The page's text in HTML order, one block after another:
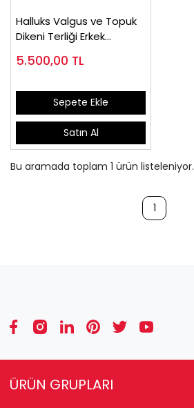
Halluks Valgus ve Topuk
Dikeni Terliği Erkek
5.500,00 TL
Sepete Ekle
Satın Al
Bu aramada toplam 1 ürün listeleniyor.
1
ÜRÜN GRUPLARI